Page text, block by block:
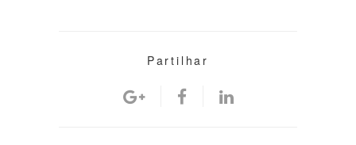
Partilhar